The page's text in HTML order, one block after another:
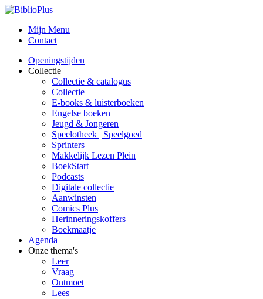
Mijn Menu
Contact
Openingstijden
Collectie
Collectie & catalogus
Collectie
E-books & luisterboeken
Engelse boeken
Jeugd & Jongeren
Speelotheek | Speelgoed
Sprinters
Makkelijk Lezen Plein
BoekStart
Podcasts
Digitale collectie
Aanwinsten
Comics Plus
Herinneringskoffers
Boekmaatje
Agenda
Onze thema's
Leer
Vraag
Ontmoet
Lees